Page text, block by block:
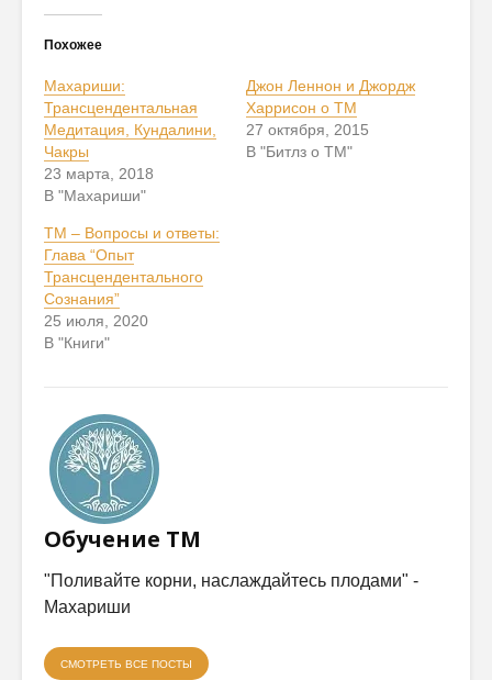
Похожее
Махариши:
Трансцендентальная
Медитация, Кундалини,
Чакры
23 марта, 2018
В "Махариши"
Джон Леннон и Джордж
Харрисон о ТМ
27 октября, 2015
В "Битлз о ТМ"
ТМ – Вопросы и ответы:
Глава “Опыт
Трансцендентального
Сознания”
25 июля, 2020
В "Книги"
Обучение ТМ
"Поливайте корни, наслаждайтесь плодами" -
Махариши
СМОТРЕТЬ ВСЕ ПОСТЫ